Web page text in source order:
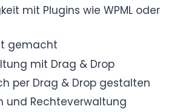
mit Plugins wie WPML oder
gemacht
mit Drag & Drop
per Drag & Drop gestalten
und Rechteverwaltung